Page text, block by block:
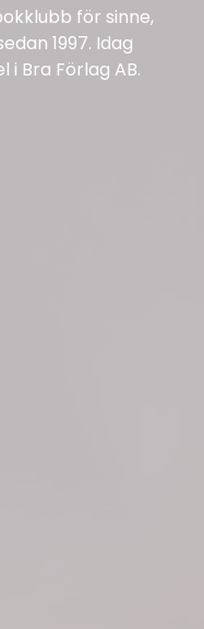
för sinne,
1997. Idag
Bra Förlag AB.